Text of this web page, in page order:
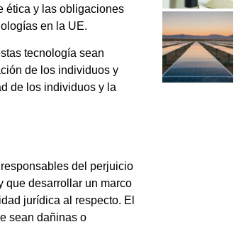
ética y las obligaciones
en la UE.
tecnología sean
de los individuos y
de los individuos y la
del perjuicio
que desarrollar un marco
jurídica al respecto. El
sean dañinas o